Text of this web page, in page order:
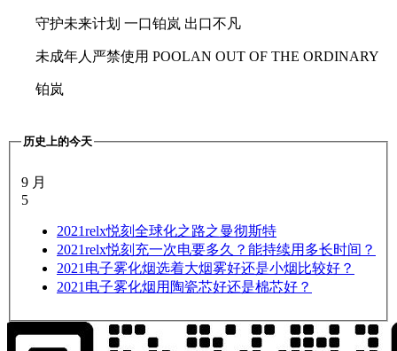
守护未来计划 一口铂岚 出口不凡
未成年人严禁使用 POOLAN OUT OF THE ORDINARY
铂岚
历史上的今天
9 月
5
2021relx悦刻全球化之路之曼彻斯特
2021relx悦刻充一次电要多久？能持续用多长时间？
2021 电子雾化烟选着大烟雾好还是小烟比较好？
2021 电子雾化烟用陶瓷芯好还是棉芯好？